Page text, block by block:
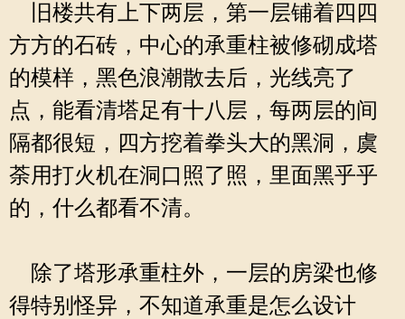
旧楼共有上下两层，第一层铺着四四
方方的石砖，中心的承重柱被修砌成塔
的模样，黑色浪潮散去后，光线亮了
点，能看清塔足有十八层，每两层的间
隔都很短，四方挖着拳头大的黑洞，虞
荼用打火机在洞口照了照，里面黑乎乎
的，什么都看不清。
除了塔形承重柱外，一层的房梁也修
得特别怪异，不知道承重是怎么设计